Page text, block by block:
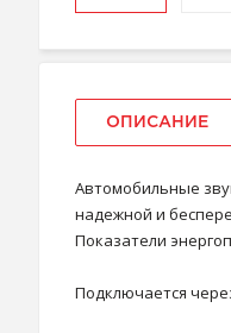
ОПИСАНИЕ
Автомобильные
надежной и
Показатели
Подключается